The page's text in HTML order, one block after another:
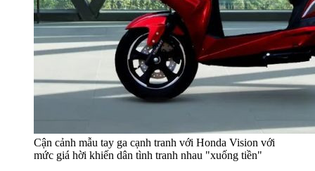
Cận cảnh mẫu tay ga cạnh tranh với Honda Vision với
mức giá hời khiến dân tình tranh nhau "xuống tiền"